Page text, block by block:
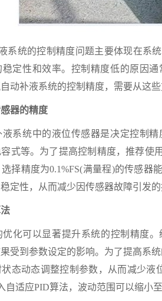
统的控制精度问题主要体现在系
稳定性和效率。控制精度低的原因
动补液系统的控制精度，需要从这
器的精度
统中的液位传感器是决定控制精
式等。为了提高控制精度，推荐使
择精度为0.1%FS(满量程)的传感器
定性，从而减少因传感器故障引发的
可以显著提升系统的控制精度。
受到参数设定的影响。为了提高系
态动态调整控制参数，从而减少
自适应PID算法，波动范围可以缩小